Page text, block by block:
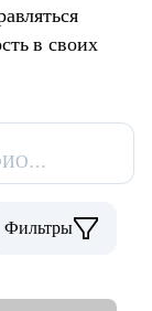
в своих
ФИО…
Фильтры